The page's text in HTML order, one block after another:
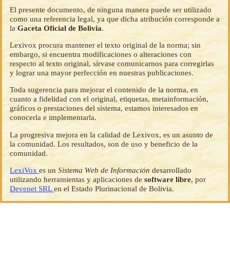
El presente documento, de ninguna manera puede ser utilizado
como una referencia legal, ya que dicha atribución corresponde a
laGaceta Oficial de Bolivia.
Lexivox procura mantener el texto original de la norma; sin
embargo, si encuentra modificaciones o alteraciones con
respecto al texto original, sírvase comunicarnos para corregirlas
y lograr una mayor perfección en nuestras publicaciones.
Toda sugerencia para mejorar el contenido de la norma, en
cuanto a fidelidad con el original, etiquetas, metainformación,
gráficos o prestaciones del sistema, estamos interesados en
conocerla e implementarla.
La progresiva mejora en la calidad de Lexivox, es un asunto de
la comunidad. Los resultados, son de uso y beneficio de la
comunidad.
LexiVoxes unSistema Web de Información desarrollado
utilizando herramientas y aplicaciones desoftware libre, por
Devenet SRLen el Estado Plurinacional de Bolivia.